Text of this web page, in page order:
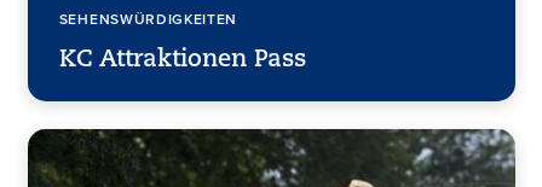
SEHENSWÜRDIGKEITEN
KC Attraktionen Pass